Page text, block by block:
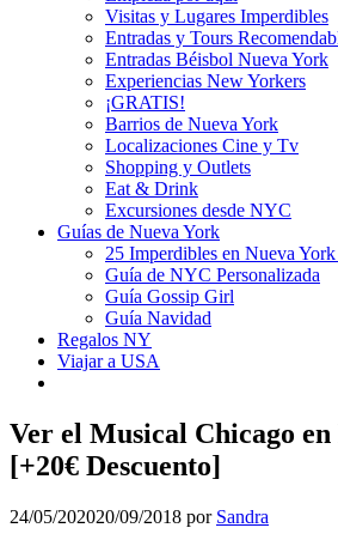
Visitas y Lugares Imperdibles
Entradas y Tours
Entradas Béisbol Nueva York
Experiencias New Yorkers
¡GRATIS!
Barrios de Nueva York
Localizaciones Cine y Tv
Shopping y Outlets
Eat & Drink
Excursiones desde NYC
Guías de Nueva York
25 Imperdibles en Nueva
Guía de NYC Personalizada
Guía Gossip Girl
Guía Navidad
Regalos NY
Viajar a USA
Ver el Musical Chicago
[+20€ Descuento]
24/05/202020/09/2018 por Sandra